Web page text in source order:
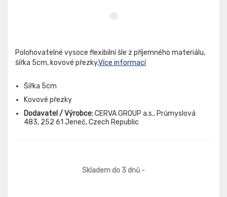
Polohovatelné vysoce flexibilní šle z příjemného materiálu,
šířka 5cm, kovové přezky.Více informací
Šířka 5cm
Kovové přezky
Dodavatel / Výrobce:CERVA GROUP a.s., Průmyslová
483, 252 61 Jeneč, Czech Republic
Skladem do 3 dnů -